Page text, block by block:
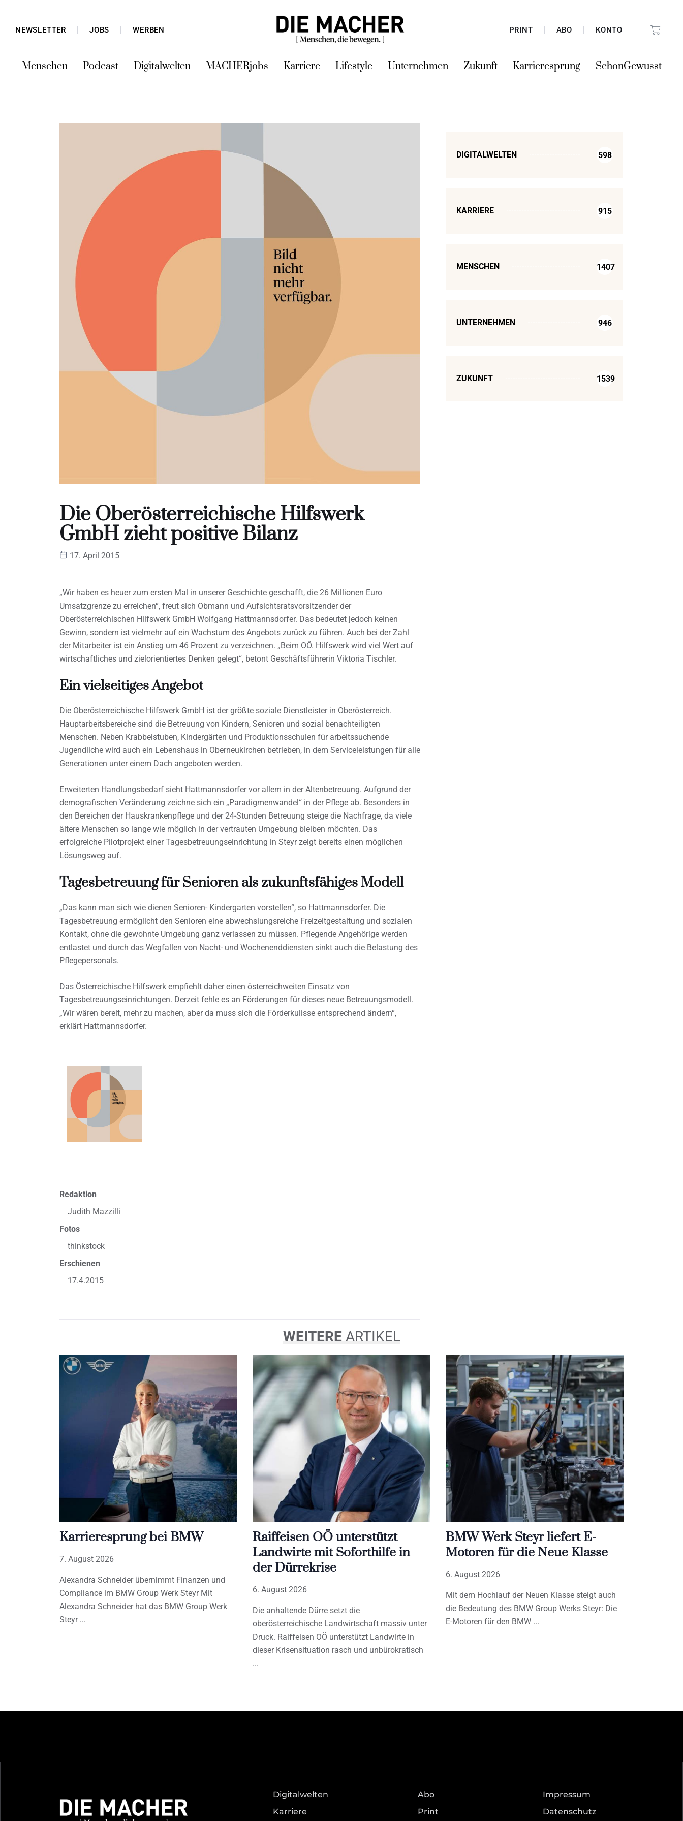
NEWSLETTER JOBS WERBEN PRINT ABO KONTO
Menschen Podcast Digitalwelten MACHERjobs Karriere Lifestyle Unternehmen Zukunft Karrieresprung SchonGewusst
Die Oberösterreichische Hilfswerk
GmbH zieht positive Bilanz
17. April 2015
„Wir haben es heuer zum ersten Mal in unserer Geschichte geschafft, die 26 Millionen Euro
Umsatzgrenze zu erreichen“, freut sich Obmann und Aufsichtsratsvorsitzender der
Oberösterreichischen Hilfswerk GmbH Wolfgang Hattmannsdorfer. Das bedeutet jedoch keinen
Gewinn, sondern ist vielmehr auf ein Wachstum des Angebots zurück zu führen. Auch bei der Zahl
der Mitarbeiter ist ein Anstieg um 46 Prozent zu verzeichnen. „Beim OÖ. Hilfswerk wird viel Wert auf
wirtschaftliches und zielorientiertes Denken gelegt“, betont Geschäftsführerin Viktoria Tischler.
Ein vielseitiges Angebot
Die Oberösterreichische Hilfswerk GmbH ist der größte soziale Dienstleister in Oberösterreich.
Hauptarbeitsbereiche sind die Betreuung von Kindern, Senioren und sozial benachteiligten
Menschen. Neben Krabbelstuben, Kindergärten und Produktionsschulen für arbeitssuchende
Jugendliche wird auch ein Lebenshaus in Oberneukirchen betrieben, in dem Serviceleistungen für alle
Generationen unter einem Dach angeboten werden.
Erweiterten Handlungsbedarf sieht Hattmannsdorfer vor allem in der Altenbetreuung. Aufgrund der
demografischen Veränderung zeichne sich ein „Paradigmenwandel“ in der Pflege ab. Besonders in
den Bereichen der Hauskrankenpflege und der 24-Stunden Betreuung steige die Nachfrage, da viele
ältere Menschen so lange wie möglich in der vertrauten Umgebung bleiben möchten. Das
erfolgreiche Pilotprojekt einer Tagesbetreuungseinrichtung in Steyr zeigt bereits einen möglichen
Lösungsweg auf.
Tagesbetreuung für Senioren als zukunftsfähiges Modell
„Das kann man sich wie dienen Senioren- Kindergarten vorstellen“, so Hattmannsdorfer. Die
Tagesbetreuung ermöglicht den Senioren eine abwechslungsreiche Freizeitgestaltung und sozialen
Kontakt, ohne die gewohnte Umgebung ganz verlassen zu müssen. Pflegende Angehörige werden
entlastet und durch das Wegfallen von Nacht- und Wochenenddiensten sinkt auch die Belastung des
Pflegepersonals.
Das Österreichische Hilfswerk empfiehlt daher einen österreichweiten Einsatz von
Tagesbetreuungseinrichtungen. Derzeit fehle es an Förderungen für dieses neue Betreuungsmodell.
„Wir wären bereit, mehr zu machen, aber da muss sich die Förderkulisse entsprechend ändern“,
erklärt Hattmannsdorfer.
Redaktion
Judith Mazzilli
Fotos
thinkstock
Erschienen
17.4.2015
DIGITALWELTEN 598
KARRIERE 915
MENSCHEN 1407
UNTERNEHMEN 946
ZUKUNFT 1539
WEITERE ARTIKEL
Karrieresprung bei BMW
7. August 2026
Alexandra Schneider übernimmt Finanzen und
Compliance im BMW Group Werk Steyr Mit
Alexandra Schneider hat das BMW Group Werk
Steyr
Raiffeisen OÖ unterstützt
Landwirte mit Soforthilfe in
der Dürrekrise
6. August 2026
Die anhaltende Dürre setzt die
oberösterreichische Landwirtschaft massiv unter
Druck. Raiffeisen OÖ unterstützt Landwirte in
dieser Krisensituation rasch und unbürokratisch
BMW Werk Steyr liefert E-
Motoren für die Neue Klasse
6. August 2026
Mit dem Hochlauf der Neuen Klasse steigt auch
die Bedeutung des BMW Group Werks Steyr: Die
E-Motoren für den BMW
Digitalwelten
Karriere
Abo
Print
Impressum
Datenschutz